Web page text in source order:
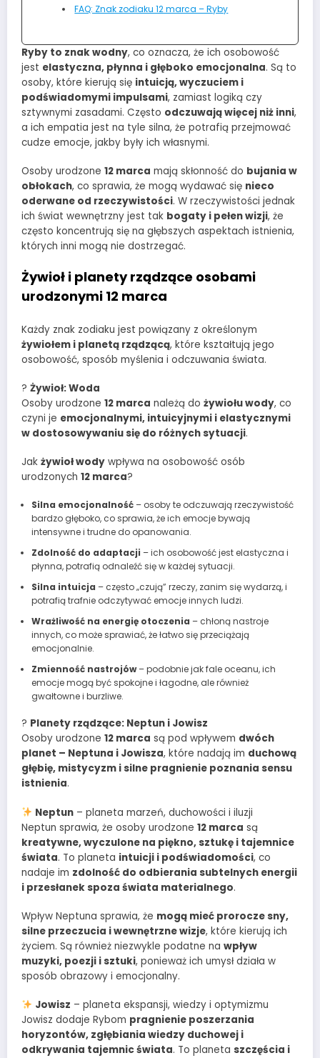
FAQ: Znak zodiaku 12 marca – Ryby
Ryby to znak wodny, co oznacza, że ich osobowość
jest elastyczna, płynna i głęboko emocjonalna. Są to
osoby, które kierują się intuicją, wyczuciem i
podświadomymi impulsami, zamiast logiką czy
sztywnymi zasadami. Często odczuwają więcej niż inni,
a ich empatia jest na tyle silna, że potrafią przejmować
cudze emocje, jakby były ich własnymi.
Osoby urodzone 12 marca mają skłonność do bujania w
obłokach, co sprawia, że mogą wydawać się nieco
oderwane od rzeczywistości. W rzeczywistości jednak
ich świat wewnętrzny jest tak bogaty i pełen wizji, że
często koncentrują się na głębszych aspektach istnienia,
których inni mogą nie dostrzegać.
Żywioł i planety rządzące osobami
urodzonymi 12 marca
Każdy znak zodiaku jest powiązany z określonym
żywiołem i planetą rządzącą, które kształtują jego
osobowość, sposób myślenia i odczuwania świata.
? Żywioł: Woda
Osoby urodzone 12 marca należą do żywiołu wody, co
czyni je emocjonalnymi, intuicyjnymi i elastycznymi
w dostosowywaniu się do różnych sytuacji.
Jak żywioł wody wpływa na osobowość osób
urodzonych 12 marca?
Silna emocjonalność– osoby te odczuwają rzeczywistość
bardzo głęboko, co sprawia, że ich emocje bywają
intensywne i trudne do opanowania.
Zdolność do adaptacji – ich osobowość jest elastyczna i
płynna, potrafią odnaleźć się w każdej sytuacji.
Silna intuicja – często „czują” rzeczy, zanim się wydarzą, i
potrafią trafnie odczytywać emocje innych ludzi.
Wrażliwość na energię otoczenia – chłoną nastroje
innych, co może sprawiać, że łatwo się przeciążają
emocjonalnie.
Zmienność nastrojów– podobnie jak fale oceanu, ich
emocje mogą być spokojne i łagodne, ale również
gwałtowne i burzliwe.
? Planety rządzące: Neptun i Jowisz
Osoby urodzone 12 marca są pod wpływem dwóch
planet – Neptuna i Jowisza, które nadają im duchową
głębię, mistycyzm i silne pragnienie poznania sensu
istnienia.
Neptun – planeta marzeń, duchowości i iluzji
Neptun sprawia, że osoby urodzone 12 marca są
kreatywne, wyczulone na piękno, sztukę i tajemnice
świata. To planeta intuicji i podświadomości, co
nadaje im zdolność do odbierania subtelnych energii
i przesłanek spoza świata materialnego.
Wpływ Neptuna sprawia, że mogą mieć prorocze sny,
silne przeczucia i wewnętrzne wizje, które kierują ich
życiem. Są również niezwykle podatne na wpływ
muzyki, poezji i sztuki, ponieważ ich umysł działa w
sposób obrazowy i emocjonalny.
Jowisz – planeta ekspansji, wiedzy i optymizmu
Jowisz dodaje Rybom pragnienie poszerzania
horyzontów, zgłębiania wiedzy duchowej i
odkrywania tajemnic świata. To planeta szczęścia i